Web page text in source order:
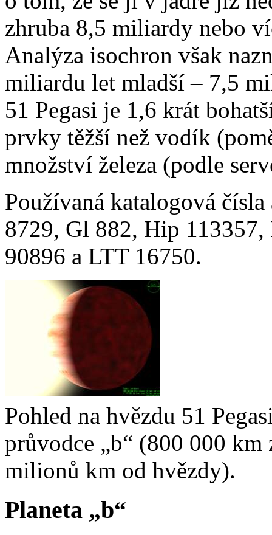
zhruba 8,5 miliardy nebo
Analýza isochron však
miliardu let mladší – 7,5
51 Pegasi je 1,6 krát
prvky těžší než vodík
množství železa (podle
Používaná katalogová
8729, Gl 882, Hip
90896 a LTT 16750.
Pohled na hvězdu 51
průvodce „b“ (800 000
milionů km od hvězdy).
Planeta „b“